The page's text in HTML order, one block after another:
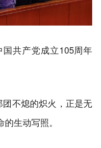
共产党成立105周年
团不熄的炽火，正是无
生动写照。